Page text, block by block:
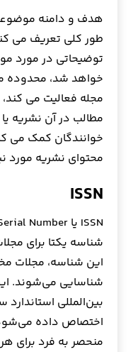
هدف و دامنه
طور کلی تعریف می
توضیحاتی در مورد
خواهد شد، محدوده
مجله فعالیت می
مطالب در آن نشریه
خوانندگان کمک می
محتوای نشریه مورد
ISSN
شناسه یکتا برای
این شناسه، مجلات
شناسایی می‌شوند.
بین‌المللی
اختصاص داده
منحصر به فرد برای